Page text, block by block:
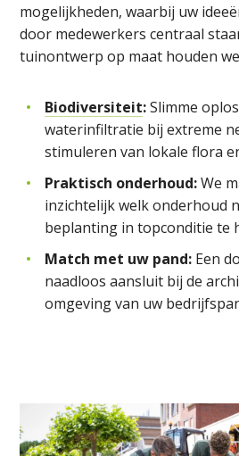
mogelijkheden, waarbij uw
door medewerkers centraal
tuinontwerp op maat houden
Biodiversiteit:Slimme
waterinfiltratie bij extreme
stimuleren van lokale flora
Praktisch onderhoud:We
inzichtelijk welk onderhoud
beplanting in topconditie te
Match met uw pand: Een
naadloos aansluit bij de
omgeving van uw